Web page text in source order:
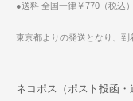
●送料 全国一律￥770（税込）
東京都よりの発送となり、到
ネコポス（ポスト投函・